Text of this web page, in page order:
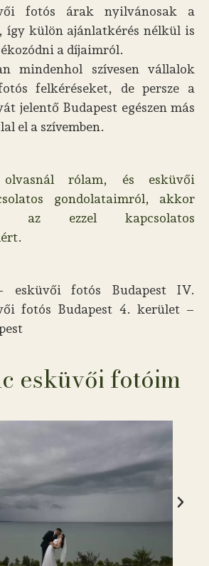
fotós árak nyilvánosak a
így külön ajánlatkérés nélkül is
a díjaimról.
mindenhol szívesen vállalok
felkéréseket, de persze a
jelentő Budapest egészen más
el a szívemben.
olvasnál rólam, és esküvői
gondolataimról, akkor
az ezzel kapcsolatos
esküvői fotós Budapest IV.
fotós Budapest 4. kerület –
esküvői fotóim